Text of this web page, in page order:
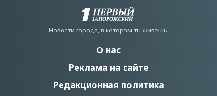
Новости города, в котором ты живешь.
О нас
Реклама на сайте
Редакционная политика